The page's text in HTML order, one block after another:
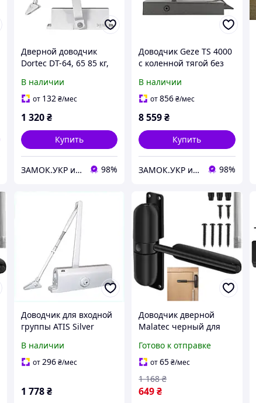
Дверной доводчик
Dortec DT-64, 65 85 кг,
(Китай)
В наличии
от 132₴/мес
1 320₴
Купить
ЗАМОК.УКР интернет-магазин замков и фурнитуры 98%
Доводчик Geze TS 4000
с коленной тягой без
коричневый
(Германия)
В наличии
от856₴/мес
8 559₴
Купить
ЗАМОК.УКР интернет-магазин замков и фурнитуры 98%
Доводчик для входной
группы ATIS Silver
6K7E2686C1
В наличии
от296₴/мес
1 778₴
Доводчик дверной
Malatec черный для
60 кг с плавным
бесшумным
закрыванием
Готово к отправке
от65₴/мес
649₴
1 168 ₴